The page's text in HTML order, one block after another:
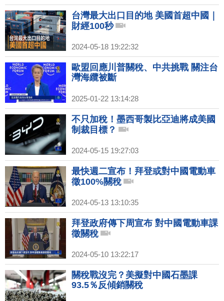
台灣最大出口目的地 美國首超中國｜
財經100秒
2024-05-18 19:22:32
歐盟回應川普關稅、中共挑戰 關注台
灣海纜被斷
2025-01-22 13:14:28
不只加稅！墨西哥製比亞迪將成美國
制裁目標？
2024-05-15 19:27:03
最快週二宣布！拜登或對中國電動車
徵100%關稅
2024-05-13 13:10:35
拜登政府傳下周宣布 對中國電動車課
徵關稅
2024-05-10 13:22:17
關稅戰沒完？美擬對中國石墨課
93.5％反傾銷關稅